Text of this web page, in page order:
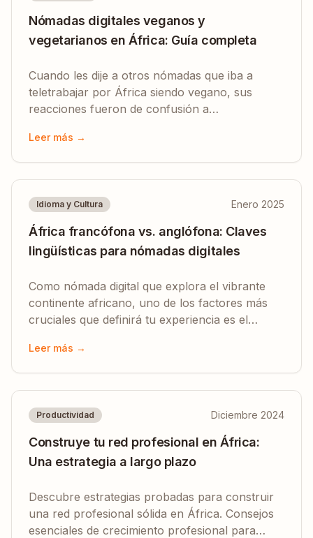
Nómadas digitales veganos y
vegetarianos en África: Guía completa
Cuando les dije a otros nómadas que iba a
teletrabajar por África siendo vegano, sus
reacciones fueron de confusión a
después, puedo decir con confianza que África
ofrece una cocina vegetal increíble.
Leer más →
Idioma y Cultura Enero 2025
África francófona vs. anglófona: Claves
lingüísticas para nómadas digitales
Como nómada digital que explora el vibrante
continente africano, uno de los factores más
cruciales que definirá tu experiencia es el
Leer más →
Productividad Diciembre 2024
Construye tu red profesional en África:
Una estrategia a largo plazo
Descubre estrategias probadas para construir
una red profesional sólida en África. Consejos
esenciales de crecimiento profesional para